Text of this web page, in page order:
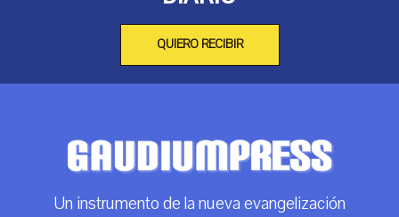
QUIERO RECIBIR
Un instrumento de la nueva evangelización